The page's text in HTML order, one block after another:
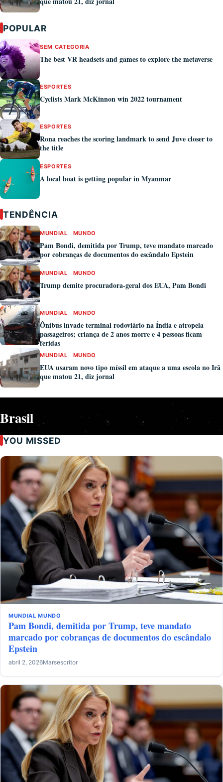
POPULAR
SEM CATEGORIA
The best VR headsets and games to explore the metaverse
ESPORTES
Cyclists Mark McKinnon win 2022 tournament
ESPORTES
Rona reaches the scoring landmark to send Juve closer to
the title
ESPORTES
A local boat is getting popular in Myanmar
TENDÊNCIA
MUNDIAL MUNDO
Pam Bondi, demitida por Trump, teve mandato marcado
por cobranças de documentos do escândalo Epstein
MUNDIAL MUNDO
Trump demite procuradora-geral dos EUA, Pam Bondi
MUNDIAL MUNDO
Ônibus invade terminal rodoviário na Índia e atropela
passageiros; criança de 2 anos morre e 4 pessoas ficam
feridas
MUNDIAL MUNDO
EUA usaram novo tipo míssil em ataque a uma escola no Irã
que matou 21, diz jornal
Brasil
YOU MISSED
MUNDIAL MUNDO
Pam Bondi, demitida por Trump, teve mandato
marcado por cobranças de documentos do escândalo
Epstein
abril 2, 2026Marsescritor